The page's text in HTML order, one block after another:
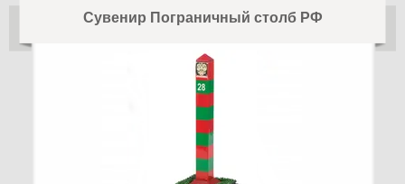
Сувенир Пограничный столб РФ